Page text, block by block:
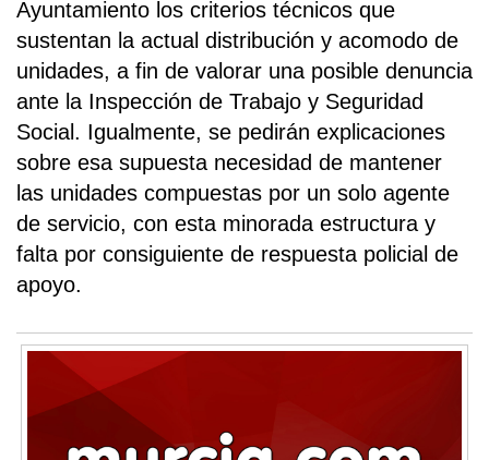
Ayuntamiento los criterios técnicos que
sustentan la actual distribución y acomodo de
unidades, a fin de valorar una posible denuncia
ante la Inspección de Trabajo y Seguridad
Social. Igualmente, se pedirán explicaciones
sobre esa supuesta necesidad de mantener
las unidades compuestas por un solo agente
de servicio, con esta minorada estructura y
falta por consiguiente de respuesta policial de
apoyo.